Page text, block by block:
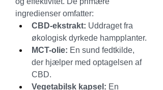
ingredienser omfatter:
CBD-ekstrakt: Uddraget fra
økologisk dyrkede hampplanter.
MCT-olie: En sund fedtkilde,
der hjælper med optagelsen af
CBD.
Vegetabilsk kapsel: En